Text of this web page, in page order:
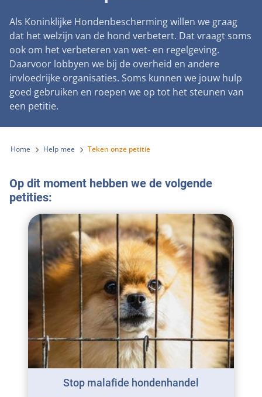
Landelijke registratie bijtincidenten
Verantwoord fokbeleid
Landelijk vuurwerkverbod
Verplichte pre-aanschaf cursus
Gemeentelijk meldpunt bijtincidenten
Voldoende veilige losloopgebieden
Verbod op fokken met kortsnuitige honden
Symposium Gemeentelijk Dierenbeleid
Teken onze petitie
Steun als bedrijf
Adopteer een seniorhond
Sponsor een seniorhond
Kom in actie
Honden voor Honden Loop
Wat wij doen
Onze organisatie
Samenwerking
Bekende vrienden
Onze successen voor honden
Contactgegevens
Pers
Nieuws
Veelgestelde vragen
Zoeken
Als Koninklijke Hondenbescherming willen we graag
dat het welzijn van de hond verbetert. Dat vraagt soms
ook om het verbeteren van wet- en regelgeving.
Daarvoor lobbyen we bij de overheid en andere
invloedrijke organisaties. Soms kunnen we jouw hulp
goed gebruiken en roepen we op tot het steunen van
een petitie.
Home Help mee Teken onze petitie
Op dit moment hebben we de volgende
petities:
Stop malafide hondenhandel